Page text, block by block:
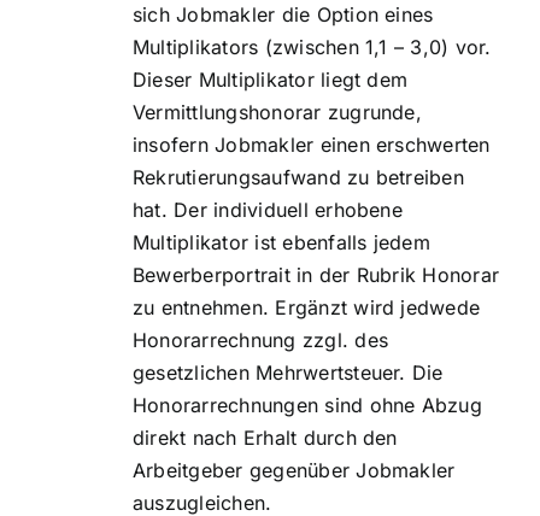
sich Jobmakler die Option eines
Multiplikators (zwischen 1,1 – 3,0) vor.
Dieser Multiplikator liegt dem
Vermittlungshonorar zugrunde,
insofern Jobmakler einen erschwerten
Rekrutierungsaufwand zu betreiben
hat. Der individuell erhobene
Multiplikator ist ebenfalls jedem
Bewerberportrait in der Rubrik Honorar
zu entnehmen. Ergänzt wird jedwede
Honorarrechnung zzgl. des
gesetzlichen Mehrwertsteuer. Die
Honorarrechnungen sind ohne Abzug
direkt nach Erhalt durch den
Arbeitgeber gegenüber Jobmakler
auszugleichen.